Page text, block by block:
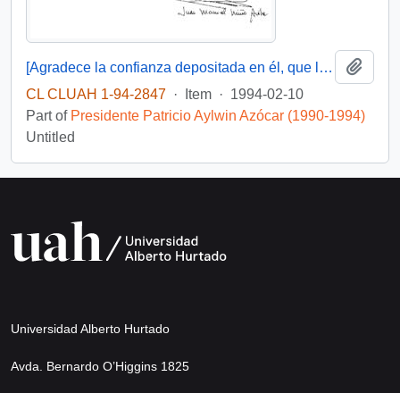
[Agradece la confianza depositada en él, que le posibilito servir en su gobierno]
CL CLUAH 1-94-2847 · Item · 1994-02-10
Part of Presidente Patricio Aylwin Azócar (1990-1994)
Untitled
Universidad Alberto Hurtado
Avda. Bernardo O’Higgins 1825